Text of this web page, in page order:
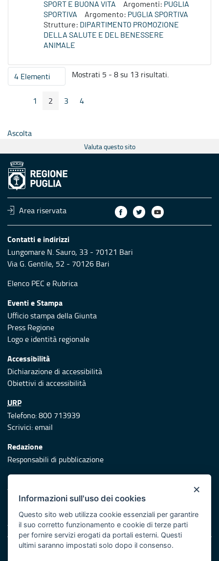
SPORT E BUONA VITA
Argomenti: PUGLIA
SPORTIVA
Argomento: PUGLIA SPORTIVA
Strutture: DIPARTIMENTO PROMOZIONE
DELLA SALUTE E DEL BENESSERE
ANIMALE
4 ElementiPer pagina
Mostrati 5 - 8 su 13 risultati.
Pagina Precedente
Pagina
1 Pagina
2 Pagina
3 Pagina
4
Ascolta
Valuta questo sito
Area riservata
Contatti e indirizzi
Lungomare N. Sauro, 33 - 70121 Bari
Via G. Gentile, 52 - 70126 Bari
Elenco PEC e Rubrica
Eventi e Stampa
Ufficio stampa della Giunta
Press Regione
Logo e identità regionale
Accessibilità
Dichiarazione di accessibilità
Obiettivi di accessibilità
URP
Telefono: 800 713939
Scrivici:email
Redazione
Responsabili di pubblicazione
Protezione civile
Vai al sito di Protezione Civile Puglia
Iniziativa finanziata con risorse del POR Puglia 2014/2020 -
Asse XI
Note legali
×
Informazioni sull'uso dei cookies
Questo sito web utilizza cookie essenziali per garantire
il suo corretto funzionamento e cookie di terze parti
per fornire servizi erogati da portali esterni. Questi
ultimi saranno impostati solo dopo il consenso.